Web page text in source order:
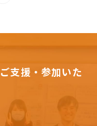
支援・参加いた